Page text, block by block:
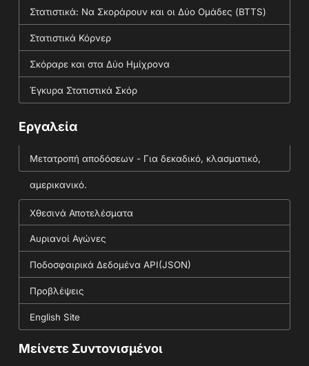
Στατιστικά: Να Σκοράρουν και οι Δύο Ομάδες (BTTS)
Στατιστικά Κόρνερ
Σκόραρε και στα Δύο Ημίχρονα
Έγκυρα Στατιστικά Σκόρ
Εργαλεία
Μετατροπή αποδόσεων - Για δεκαδικό, κλασματικό,
αμερικανικό.
Χθεσινά Αποτελέσματα
Αυριανοί Αγώνες
Ποδοσφαιρικά Δεδομένα API(JSON)
Προβλέψεις
English Site
Μείνετε Συντονισμένοι